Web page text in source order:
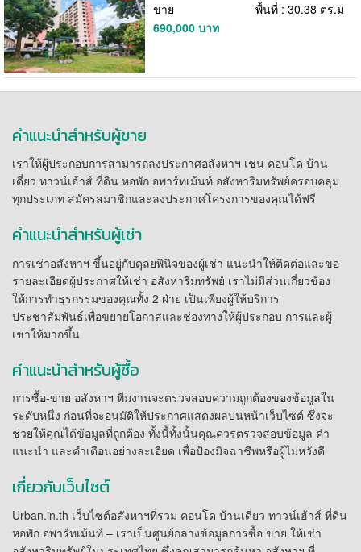
ขาย
พื้นที่ : 30.38 ตร.ม
690,000 บาท
คำแนะนำสำหรับผู้ขาย
เราให้ผู้ประกอบการสามารถลงประกาศอสังหาฯ เช่น คอนโด บ้าน
เดี่ยว ทาวน์เฮ้าส์ ที่ดิน หอพัก อพาร์ทเม้นท์ อสังหาริมทรัพย์ครอบคลุม
ทุกประเภท สมัครสมาชิกและลงประกาศโครงการของคุณได้ฟรี
คำแนะนำสำหรับผู้เช่า
การเช่าอสังหาฯ ขึ้นอยู่กับดุลยพินิจของผู้เช่า แนะนำให้ติดต่อและขอ
รายละเอียดผู้ประกาศให้เช่า อสังหาริมทรัพย์ เราไม่มีส่วนเกี่ยวข้อง
ให้การทำธุรกรรมของคุณทั้ง 2 ฝ่าย เป็นเพียงผู้ให้บริการ
ประชาสัมพันธ์เพื่อขยายโอกาสและช่องทางให้ผู้ประกอบ การและผู้
เช่าให้มากขึ้น
คำแนะนำสำหรับผู้ซื้อ
การซื้อ-ขาย อสังหาฯ ทีมงานจะตรวจสอบความถูกต้องของข้อมูลใน
ระดับหนึ่ง ก่อนที่จะอนุมัติให้ประกาศแสดงผลบนหน้าเว็บไซต์ ซึ่งจะ
ช่วยให้คุณได้ข้อมูลที่ถูกต้อง ทั้งนี้ทั้งนั้นคุณควรตรวจสอบข้อมูล คำ
แนะนำ และคำเตือนอย่างละเอียด เพื่อป้องมิจฉาชีพหรือผู้ไม่หวังดี
เกี่ยวกับเว็บไซต์
Urban.in.th เว็บไซต์อสังหาฯที่รวม คอนโด บ้านเดี่ยว ทาวน์เฮ้าส์ ที่ดิน
หอพัก อพาร์ทเม้นท์ – เราเป็นศูนย์กลางข้อมูลการซื้อ ขาย ให้เช่า